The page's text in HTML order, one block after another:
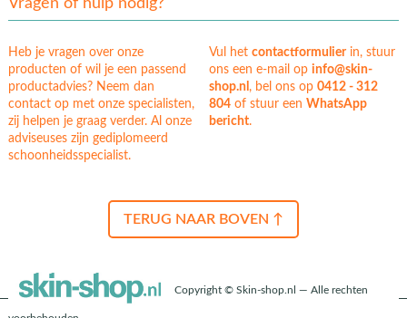
Vragen of hulp nodig?
Heb je vragen over onze
producten of wil je een passend
productadvies? Neem dan
contact op met onze specialisten,
zij helpen je graag verder. Al onze
adviseuses zijn gediplomeerd
schoonheidsspecialist.
Vul hetcontactformulierin, stuur
ons een e-mail op info@skin-
shop.nl, bel ons op0412 - 312
804 of stuur eenWhatsApp
bericht.
TERUG NAAR BOVEN ↑
Copyright © Skin-shop.nl — Alle rechten